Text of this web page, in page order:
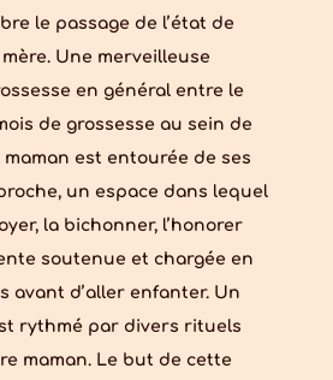
le passage de l’état de
Une merveilleuse
en général entre le
de grossesse au sein de
est entourée de ses
un espace dans lequel
la bichonner, l’honorer
soutenue et chargée en
avant d’aller enfanter. Un
rythmé par divers rituels
maman. Le but de cette